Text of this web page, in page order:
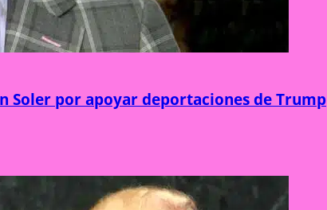
Soler por apoyar deportaciones de Trump